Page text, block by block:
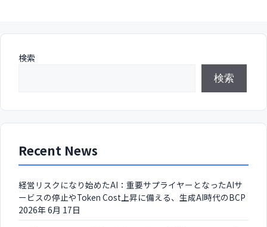
検索
検索
Recent News
経営リスクになり始めたAI：重要サプライヤーとなったAIサ
ービスの停止やToken Cost上昇に備える、生成AI時代のBCP
2026年 6月 17日